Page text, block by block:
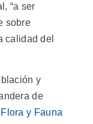
“a ser
sobre
calidad del
y
de
y Fauna